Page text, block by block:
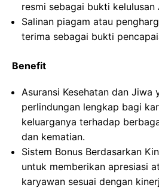
resmi sebagai bukti kelulusan
Salinan piagam atau
terima sebagai bukti
Benefit
Asuransi Kesehatan dan Jiwa
perlindungan lengkap bagi
keluarganya terhadap
dan kematian.
Sistem Bonus Berdasarkan
untuk memberikan apresiasi
karyawan sesuai dengan